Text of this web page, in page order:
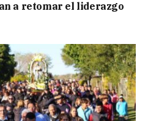
a retomar el liderazgo